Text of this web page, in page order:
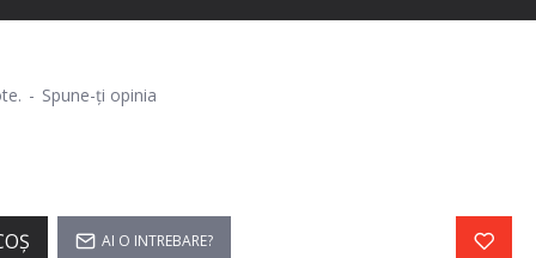
- Spune-ţi opinia
AI O INTREBARE?